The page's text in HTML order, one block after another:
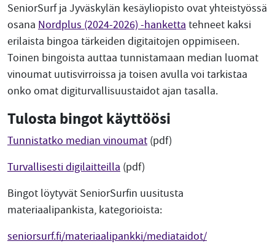
SeniorSurf ja Jyväskylän kesäyliopisto ovat yhteistyössä
osana Nordplus (2024-2026) -hanketta tehneet kaksi
erilaista bingoa tärkeiden digitaitojen oppimiseen.
Toinen bingoista auttaa tunnistamaan median luomat
vinoumat uutisvirroissa ja toisen avulla voi tarkistaa
onko omat digiturvallisuustaidot ajan tasalla.
Tulosta bingot käyttöösi
Tunnistatko median vinoumat (pdf)
Turvallisesti digilaitteilla (pdf)
Bingot löytyvät SeniorSurfin uusitusta
materiaalipankista, kategorioista:
seniorsurf.fi/materiaalipankki/mediataidot/